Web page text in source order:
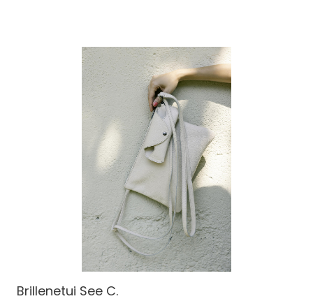
Brillenetui See C.